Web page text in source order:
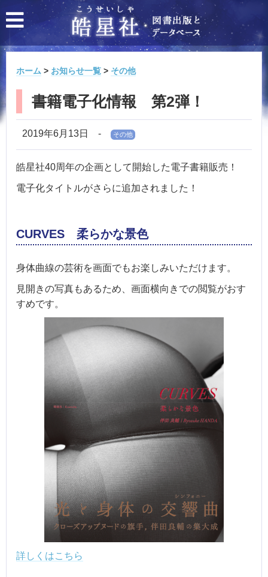
ホーム > お知らせ一覧 > その他
書籍電子化情報 第2弾！
2019年6月13日 - その他
皓星社40周年の企画として開始した電子書籍販売！
電子化タイトルがさらに追加されました！
CURVES 柔らかな景色
身体曲線の芸術を画面でもお楽しみいただけます。
見開きの写真もあるため、画面横向きでの閲覧がおす
すめです。
詳しくはこちら